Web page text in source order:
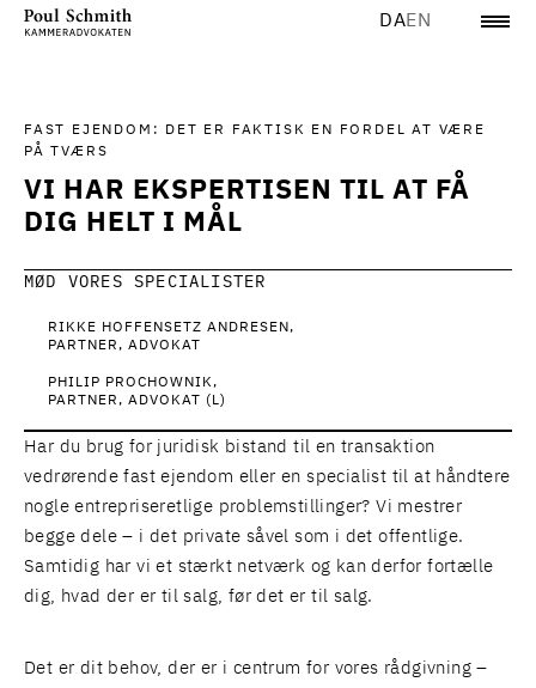
DAEN
VI HAR EKSPERTISEN TIL AT FÅ
DIG HELT I MÅL
FAST EJENDOM: DET ER FAKTISK EN FORDEL AT VÆRE
PÅ TVÆRS
MØD VORES SPECIALISTER
RIKKE HOFFENSETZ ANDRESEN
PARTNER, ADVOKAT
PHILIP PROCHOWNIK
PARTNER, ADVOKAT (L)
Har du brug for juridisk bistand til en transaktion
vedrørende fast ejendom eller en specialist til at håndtere
nogle entrepriseretlige problemstillinger? Vi mestrer
begge dele – i det private såvel som i det offentlige.
Samtidig har vi et stærkt netværk og kan derfor fortælle
dig, hvad der er til salg, før det er til salg.
Det er dit behov, der er i centrum for vores rådgivning –